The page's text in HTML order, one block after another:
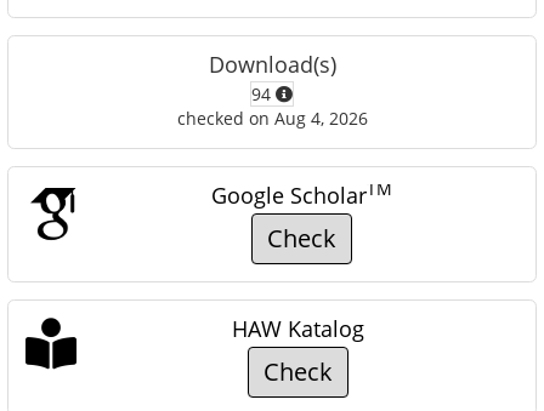
Download(s)
94
checked on Aug 4, 2026
Google ScholarTM
Check
HAW Katalog
Check